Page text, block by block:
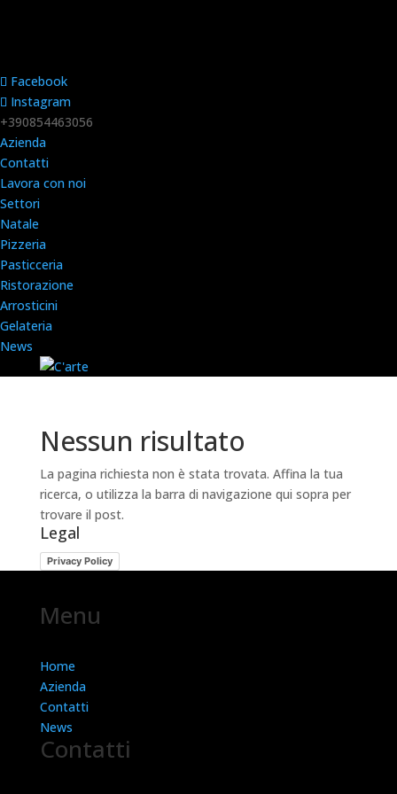
Facebook
Instagram
+390854463056
Azienda
Contatti
Lavora con noi
Settori
Natale
Pizzeria
Pasticceria
Ristorazione
Arrosticini
Gelateria
News
Nessun risultato
La pagina richiesta non è stata trovata. Affina la tua
ricerca, o utilizza la barra di navigazione qui sopra per
trovare il post.
Legal
Privacy Policy
Menu
Home
Azienda
Contatti
News
Contatti